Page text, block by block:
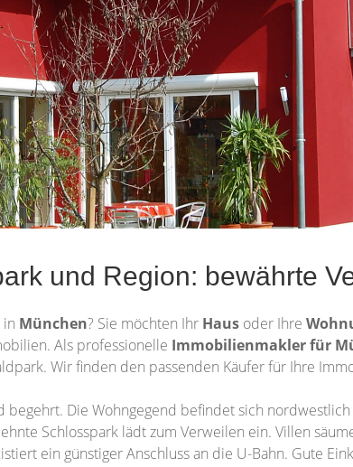
und Region: bewährte
in München? Sie möchten Ihr Haus oder Ihre
Als professionelle Immobilienmakler für
Wir finden den passenden Käufer für Ihre
begehrt. Die Wohngegend befindet sich
Schlosspark lädt zum Verweilen ein. Villen
ein günstiger Anschluss an die U-Bahn. Gute